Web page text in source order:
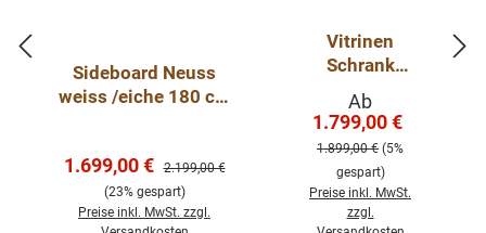
Sideboard Neuss
weiss /eiche 180 cm
Verkaufspreis:
1.699,00 € Regulärer Preis:
2.199,00 €
(23% gespart)
Preise inkl. MwSt. zzgl.
Vitrinen
Schrank
Neuss
zementgrauei
che ab 120
cm -
Buffetschran
k Größen &
Verkaufspreis:
Ab
1.799,00 €
1.899,00 € (5%
gespart)
Preise inkl. MwSt.
zzgl.